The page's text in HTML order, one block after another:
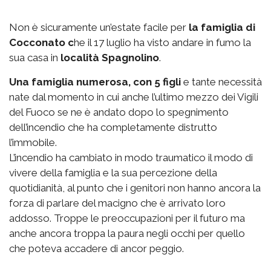
Non è sicuramente un’estate facile per la famiglia di
Cocconato che il 17 luglio ha visto andare in fumo la
sua casa in località Spagnolino.
Una famiglia numerosa, con 5 figli e tante necessità
nate dal momento in cui anche l’ultimo mezzo dei Vigili
del Fuoco se ne è andato dopo lo spegnimento
dell’incendio che ha completamente distrutto
l’immobile.
L’incendio ha cambiato in modo traumatico il modo di
vivere della famiglia e la sua percezione della
quotidianità, al punto che i genitori non hanno ancora la
forza di parlare del macigno che è arrivato loro
addosso. Troppe le preoccupazioni per il futuro ma
anche ancora troppa la paura negli occhi per quello
che poteva accadere di ancor peggio.